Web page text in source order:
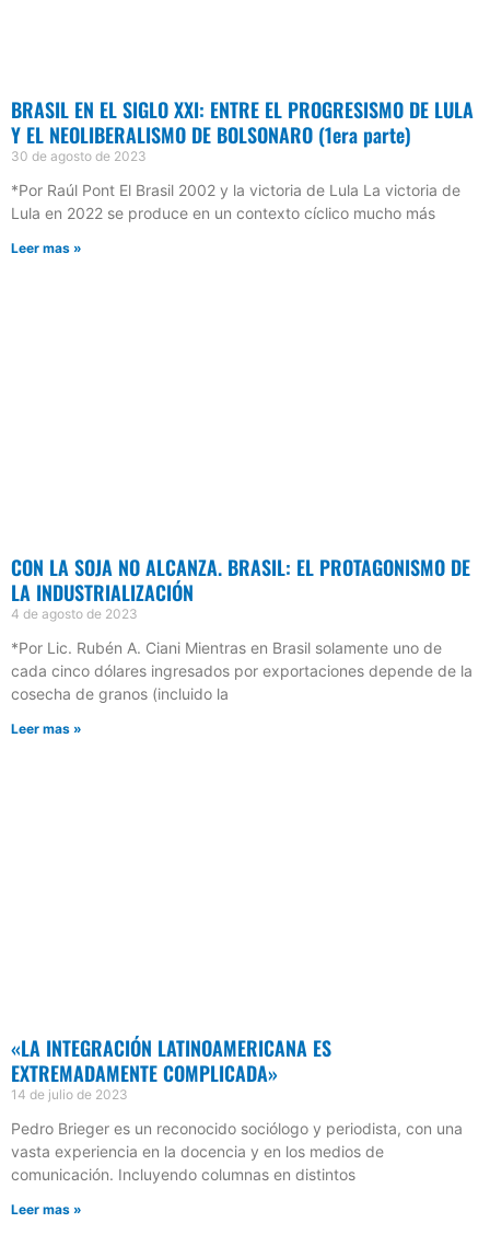
BRASIL EN EL SIGLO XXI: ENTRE EL PROGRESISMO DE LULA
Y EL NEOLIBERALISMO DE BOLSONARO (1era parte)
30 de agosto de 2023
*Por Raúl Pont El Brasil 2002 y la victoria de Lula La victoria de
Lula en 2022 se produce en un contexto cíclico mucho más
Leer mas »
CON LA SOJA NO ALCANZA. BRASIL: EL PROTAGONISMO DE
LA INDUSTRIALIZACIÓN
4 de agosto de 2023
*Por Lic. Rubén A. Ciani Mientras en Brasil solamente uno de
cada cinco dólares ingresados por exportaciones depende de la
cosecha de granos (incluido la
Leer mas »
«LA INTEGRACIÓN LATINOAMERICANA ES
EXTREMADAMENTE COMPLICADA»
14 de julio de 2023
Pedro Brieger es un reconocido sociólogo y periodista, con una
vasta experiencia en la docencia y en los medios de
comunicación. Incluyendo columnas en distintos
Leer mas »